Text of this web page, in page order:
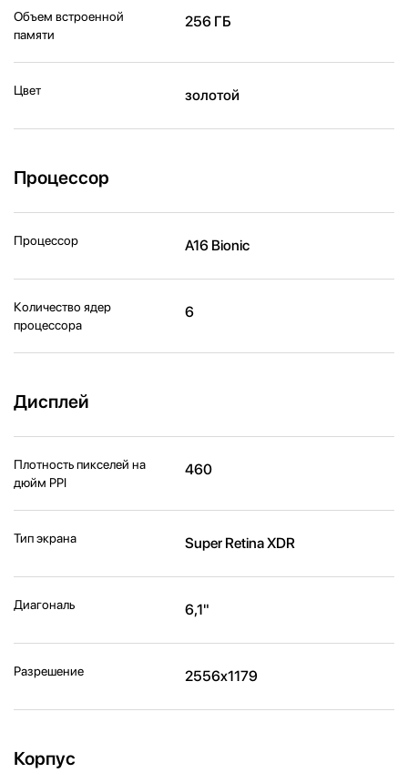
Объем встроенной
памяти
256 ГБ
Цвет золотой
Процессор
Процессор A16 Bionic
Количество ядер
процессора
6
Дисплей
Плотность пикселей на
дюйм PPI
460
Тип экрана Super Retina XDR
Диагональ 6,1"
Разрешение 2556x1179
Корпус